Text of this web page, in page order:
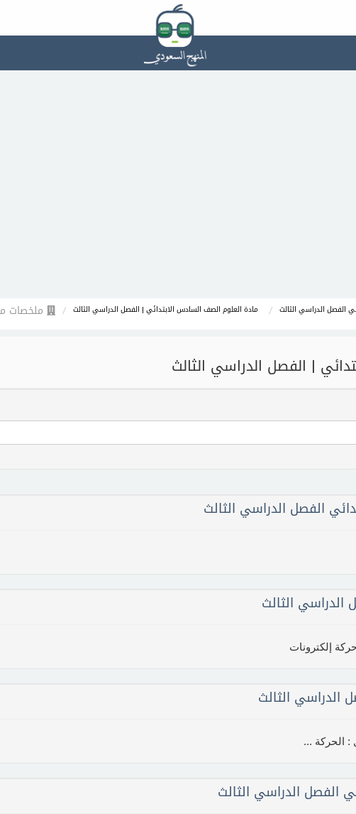
الفصل الدراسي الثالث مادة العلوم الصف السادس الابتدائي | الفصل الدراسي الثالث ملخصات
| الفصل الدراسي الثالث
الفصل الدراسي الثالث
الثالث
الثالث
الدراسي الثالث